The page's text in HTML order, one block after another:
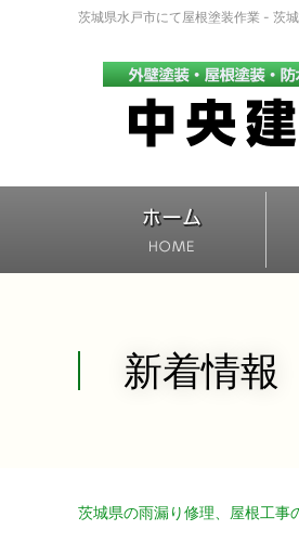
茨城県水戸市にて屋根塗装作業 - 茨
新着情報
茨城県の雨漏り修理、屋根工事